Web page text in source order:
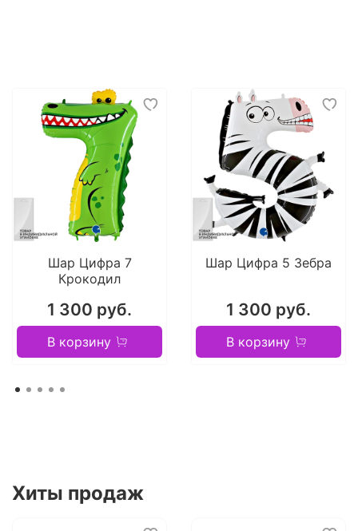
Шар Цифра 7
Крокодил
1 300 руб.
В корзину
Шар Цифра 5 Зебра
1 300 руб.
В корзину
Хиты продаж